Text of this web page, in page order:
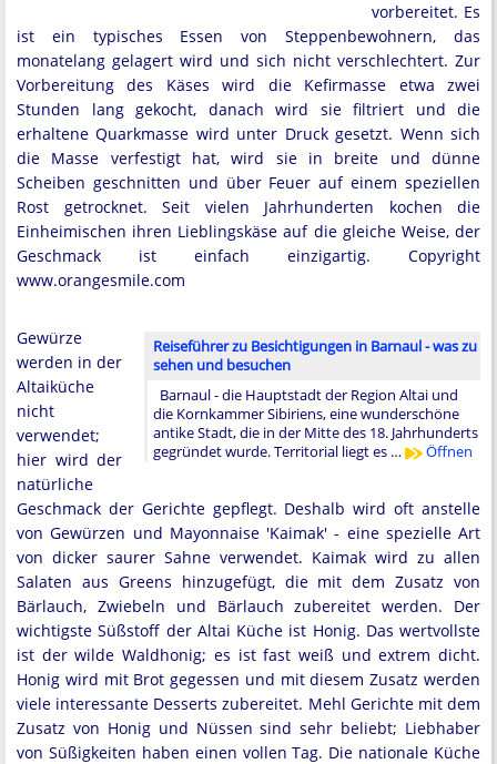
vorbereitet. Es
ist ein typisches Essen von Steppenbewohnern, das
monatelang gelagert wird und sich nicht verschlechtert. Zur
Vorbereitung des Käses wird die Kefirmasse etwa zwei
Stunden lang gekocht, danach wird sie filtriert und die
erhaltene Quarkmasse wird unter Druck gesetzt. Wenn sich
die Masse verfestigt hat, wird sie in breite und dünne
Scheiben geschnitten und über Feuer auf einem speziellen
Rost getrocknet. Seit vielen Jahrhunderten kochen die
Einheimischen ihren Lieblingskäse auf die gleiche Weise, der
Geschmack ist einfach einzigartig. Copyright
www.orangesmile.com
Reiseführer zu Besichtigungen in Barnaul - was zu
sehen und besuchen
Barnaul - die Hauptstadt der Region Altai und
die Kornkammer Sibiriens, eine wunderschöne
antike Stadt, die in der Mitte des 18. Jahrhunderts
gegründet wurde. Territorial liegt es …
Öffnen
Gewürze
werden in der
Altaiküche
nicht
verwendet;
hier wird der
natürliche
Geschmack der Gerichte gepflegt. Deshalb wird oft anstelle
von Gewürzen und Mayonnaise 'Kaimak' - eine spezielle Art
von dicker saurer Sahne verwendet. Kaimak wird zu allen
Salaten aus Greens hinzugefügt, die mit dem Zusatz von
Bärlauch, Zwiebeln und Bärlauch zubereitet werden. Der
wichtigste Süßstoff der Altai Küche ist Honig. Das wertvollste
ist der wilde Waldhonig; es ist fast weiß und extrem dicht.
Honig wird mit Brot gegessen und mit diesem Zusatz werden
viele interessante Desserts zubereitet. Mehl Gerichte mit dem
Zusatz von Honig und Nüssen sind sehr beliebt; Liebhaber
von Süßigkeiten haben einen vollen Tag. Die nationale Küche